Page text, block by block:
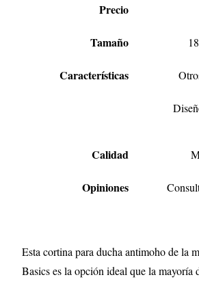
Precio
Tamaño
Características
Calidad
Opiniones
Esta cortina para ducha antimoho de la
Basics es la opción ideal que la mayoría